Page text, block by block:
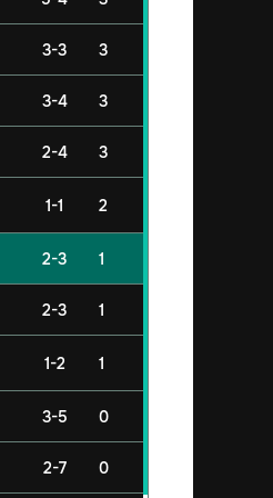
3-3 3
3-4 3
2-4 3
1-1 2
2-3 1
2-3 1
1-2 1
3-5 0
2-7 0